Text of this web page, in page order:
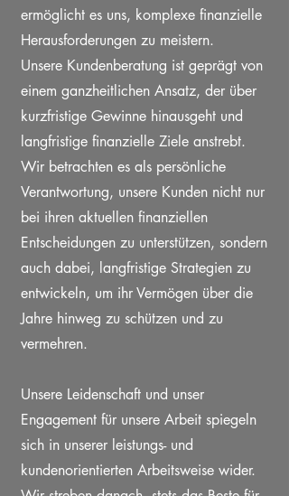
ermöglicht es uns, komplexe finanzielle
Herausforderungen zu meistern.
Unsere Kundenberatung ist geprägt von
einem ganzheitlichen Ansatz, der über
kurzfristige Gewinne hinausgeht und
langfristige finanzielle Ziele anstrebt.
Wir betrachten es als persönliche
Verantwortung, unsere Kunden nicht nur
bei ihren aktuellen finanziellen
Entscheidungen zu unterstützen, sondern
auch dabei, langfristige Strategien zu
entwickeln, um ihr Vermögen über die
Jahre hinweg zu schützen und zu
vermehren.
Unsere Leidenschaft und unser
Engagement für unsere Arbeit spiegeln
sich in unserer leistungs- und
kundenorientierten Arbeitsweise wider.